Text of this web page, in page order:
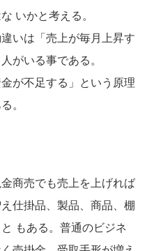
いかと考える。
いは「売上が毎月上昇す
がいる事である。
が不足する」という原理
。
商売でも売上を上げれば
仕掛品、製品、商品、棚
もある。普通のビジネ